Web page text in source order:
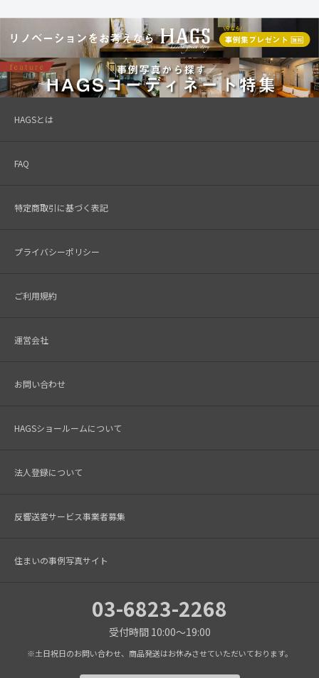
HAGSとは
FAQ
特定商取引に基づく表記
プライバシーポリシー
ご利用規約
運営会社
お問い合わせ
HAGSショールームについて
法人登録について
反響送客サービス事業者募集
住まいの事例写真サイト
03-6823-2268
受付時間 10:00～19:00
※土日祝日のお問い合わせ、商品発送はお休みさせていただいております。